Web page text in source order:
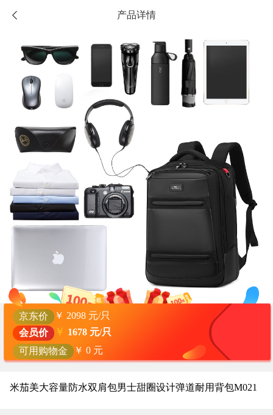
 产品详情
京东价 ￥ 2098 元/只
会员价
￥ 1678 元/只
可用购物金
￥ 0 元
米茄美大容量防水双肩包男士甜圈设计弹道耐用背包M021